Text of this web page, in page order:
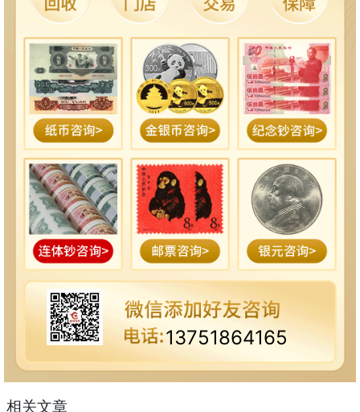
13751864165
相关文章